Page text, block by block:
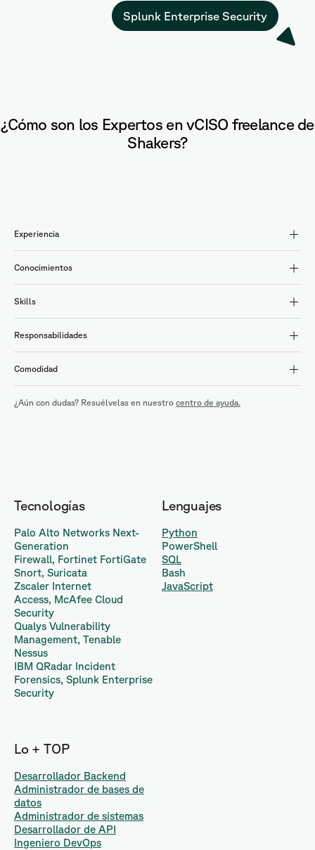
Splunk Enterprise Security
¿Cómo son los Expertos en vCISO freelance de
Shakers?
Experiencia
Conocimientos
Skills
Responsabilidades
Comodidad
¿Aún con dudas? Resuélvelas en nuestro centro de ayuda.
Tecnologías
Palo Alto Networks Next-
Generation
Firewall, Fortinet FortiGate
Snort, Suricata
Zscaler Internet
Access, McAfee Cloud
Security
Qualys Vulnerability
Management, Tenable
Nessus
IBM QRadar Incident
Forensics, Splunk Enterprise
Security
Lenguajes
Python
PowerShell
SQL
Bash
JavaScript
Lo + TOP
Desarrollador Backend
Administrador de bases de
datos
Administrador de sistemas
Desarrollador de API
Ingeniero DevOps